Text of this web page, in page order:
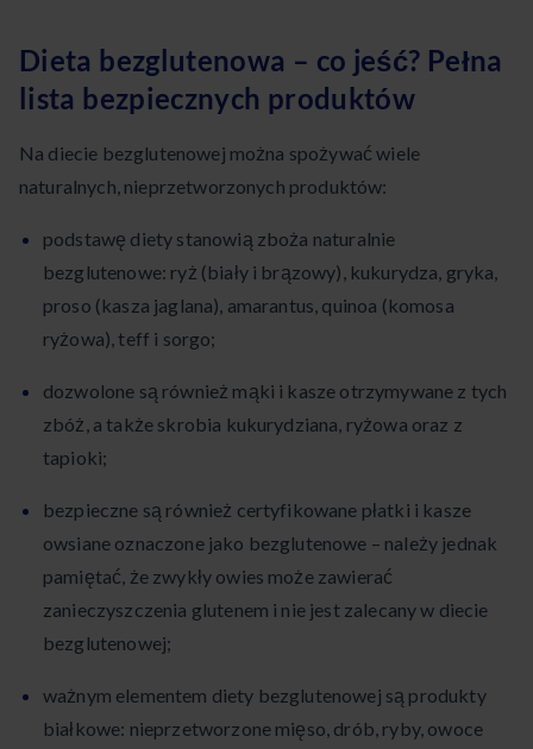
Dieta bezglutenowa – co jeść? Pełna
lista bezpiecznych produktów
Na diecie bezglutenowej można spożywać wiele
naturalnych, nieprzetworzonych produktów:
podstawę diety stanowią zboża naturalnie
bezglutenowe: ryż (biały i brązowy), kukurydza, gryka,
proso (kasza jaglana), amarantus, quinoa (komosa
ryżowa), teff i sorgo;
dozwolone są również mąki i kasze otrzymywane z tych
zbóż, a także skrobia kukurydziana, ryżowa oraz z
tapioki;
bezpieczne są również certyfikowane płatki i kasze
owsiane oznaczone jako bezglutenowe – należy jednak
pamiętać, że zwykły owies może zawierać
zanieczyszczenia glutenem i nie jest zalecany w diecie
bezglutenowej;
ważnym elementem diety bezglutenowej są produkty
białkowe: nieprzetworzone mięso, drób, ryby, owoce